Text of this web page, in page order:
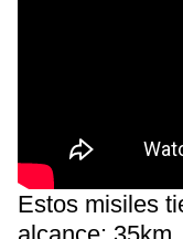
Estos misiles